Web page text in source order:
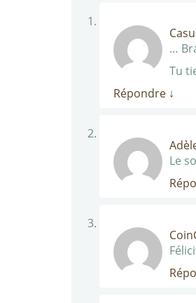
…
Tu
Répondre ↓
Le